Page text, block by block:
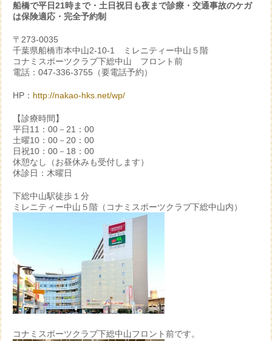
船橋で平日21時まで・土日祝日も夜まで診療・交通事故のケガ
は保険適応・完全予約制
〒273-0035
千葉県船橋市本中山2-10-1 ミレニティー中山５階
コナミスポーツクラブ下総中山 フロント前
電話：047-336-3755（要電話予約）
HP： http://nakao-hks.net/wp/
【診療時間】
平日11：00－21：00
土曜10：00－20：00
日祝10：00－18：00
休憩なし（お昼休みも受付します）
休診日：木曜日
下総中山駅徒歩１分
ミレニティー中山５階（コナミスポーツクラブ下総中山内）
コナミスポーツクラブ下総中山フロント前です。